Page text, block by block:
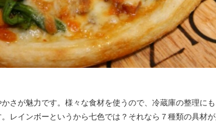
さが魅力です。様々な食材を使うので、冷蔵庫の整理にも
レインボーというから七色では？それなら７種類の具材